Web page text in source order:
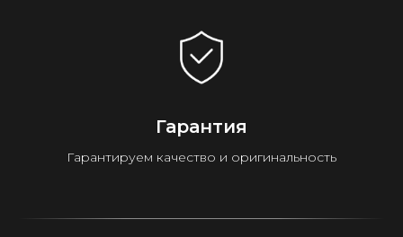
Гарантия
Гарантируем качество и оригинальность